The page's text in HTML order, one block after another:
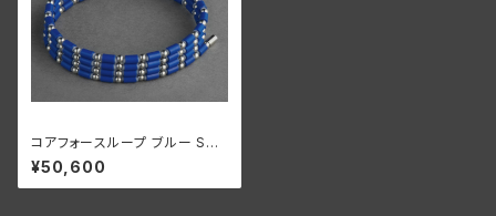
コアフォースループ ブルー SUS
CFL70【正規品】
¥50,600